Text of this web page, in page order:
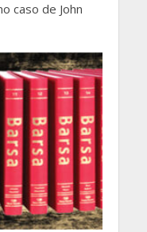
caso de John